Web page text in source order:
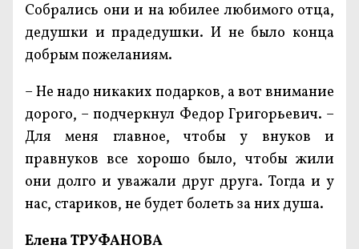
Собрались они и на юбилее любимого отца,
дедушки и прадедушки. И не было конца
добрым пожеланиям.
– Не надо никаких подарков, а вот внимание
дорого, – подчеркнул Федор Григорьевич. –
Для меня главное, чтобы у внуков и
правнуков все хорошо было, чтобы жили
они долго и уважали друг друга. Тогда и у
нас, стариков, не будет болеть за них душа.
Елена ТРУФАНОВА